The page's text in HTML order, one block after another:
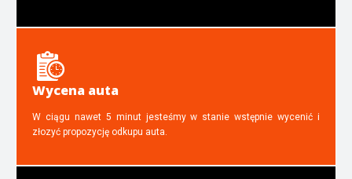
Wycena auta
W ciągu nawet 5 minut jesteśmy w stanie wstępnie wycenić i
złozyć propozycję odkupu auta.